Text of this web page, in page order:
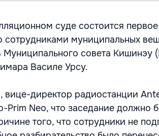
суде состоится
сотрудниками муниципальных
Муниципального совета
Василе Урсу.
вице-директор радиостанции
Prim Neo, что заседание должно
того, что сотрудники не